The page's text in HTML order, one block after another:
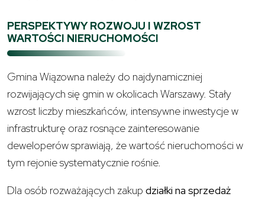
PERSPEKTYWY ROZWOJU I WZROST
WARTOŚCI NIERUCHOMOŚCI
Gmina Wiązowna należy do najdynamiczniej
rozwijających się gmin w okolicach Warszawy. Stały
wzrost liczby mieszkańców, intensywne inwestycje w
infrastrukturę oraz rosnące zainteresowanie
deweloperów sprawiają, że wartość nieruchomości w
tym rejonie systematycznie rośnie.
Dla osób rozważających zakup działki na sprzedaż